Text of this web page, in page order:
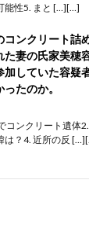
能性5. まと […][…]
コンクリート詰
た妻の氏家美穂
加していた容疑
たのか。
コンクリート遺体
は？4. 近所の反